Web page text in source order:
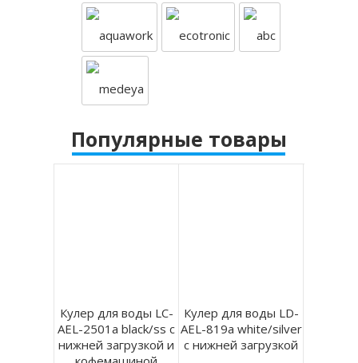
Популярные товары
Кулер для воды LC-
AEL-2501a black/ss с
нижней загрузкой и
Кулер для воды LD-
AEL-819a white/silver
с нижней загрузкой